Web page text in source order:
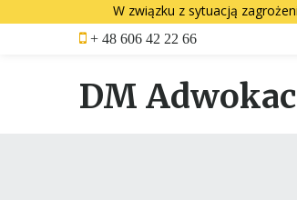
W związku z sytuacją
+ 48 606 42 22 66
DM